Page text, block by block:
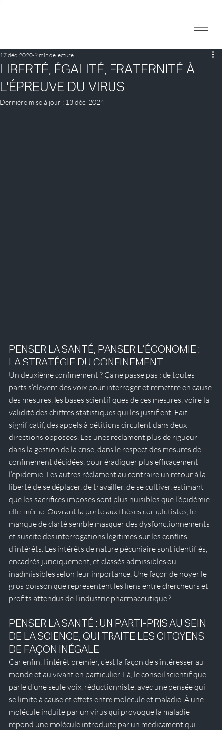
LIBERTÉ, ÉGALITÉ, FRATERNITÉ À
L'ÉPREUVE DU VIRUS
17 déc. 2020 9 min de lecture
Dernière mise à jour : 13 déc. 2024
PENSER LA SANTÉ, PANSER L’ÉCONOMIE :
LA STRATÉGIE DU CONFINEMENT
Un deuxième confinement ? Ça ne passe pas : de toutes
parts s’élèvent des voix pour interroger et remettre en cause
des mesures, les bases scientifiques de ces mesures, voire la
validité des chiffres statistiques qui les justifient. Fait
significatif, des appels à pétitions circulent dans deux
directions opposées. Les unes réclament plus de rigueur
dans la gestion de la crise, dans le respect des mesures de
confinement décidées, pour éradiquer plus efficacement
l’épidémie. Les autres réclament au contraire un retour à la
liberté de se déplacer, de travailler, de se cultiver, estimant
que les sacrifices imposés sont plus nuisibles que l’épidémie
elle-même. Ouvrant la porte aux thèses complotistes, le
manque de clarté semble masquer des dysfonctionnements
et suscite des interrogations légitimes sur les conflits
d’intérêts. Les intérêts de nature pécuniaire sont identifiés,
encadrés juridiquement, et classés admissibles ou
inadmissibles selon leur importance. Une façon de noyer le
gros poisson que représentent les liens entre chercheurs et
profits attendus de l’industrie pharmaceutique ?
PENSER LA SANTÉ : UN PARTI-PRIS AU SEIN
DE LA SCIENCE, QUI TRAITE LES CITOYENS
DE FAÇON INÉGALE
Car enfin, l’intérêt premier, c’est la façon de s’intéresser au
monde et au vivant en particulier. Là, le conseil scientifique
parle d’une seule voix, réductionniste, avec une pensée qui
se limite à cause et effets entre molécule et maladie. À une
molécule induite par un virus qui provoque la maladie
répond une molécule introduite par un médicament qui